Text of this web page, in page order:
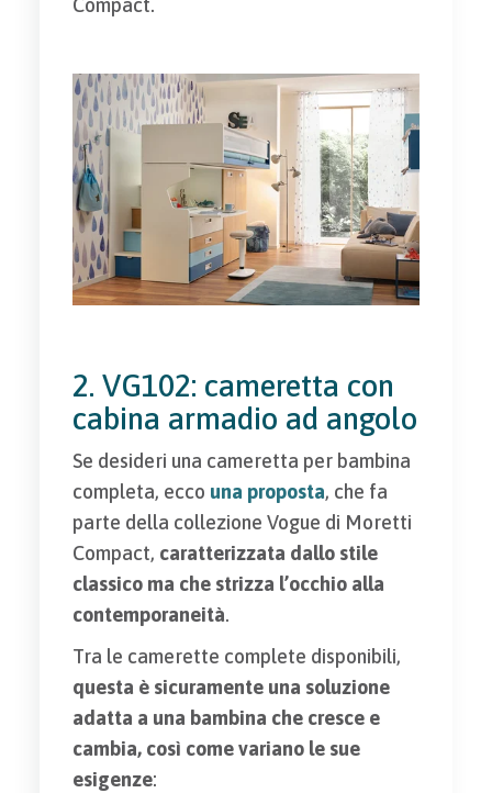
Compact.
2. VG102: cameretta con
cabina armadio ad angolo
Se desideri una cameretta per bambina
completa, ecco una proposta, che fa
parte della collezione Vogue di Moretti
Compact, caratterizzata dallo stile
classico ma che strizza l’occhio alla
contemporaneità.
Tra le camerette complete disponibili,
questa è sicuramente una soluzione
adatta a una bambina che cresce e
cambia, così come variano le sue
esigenze: